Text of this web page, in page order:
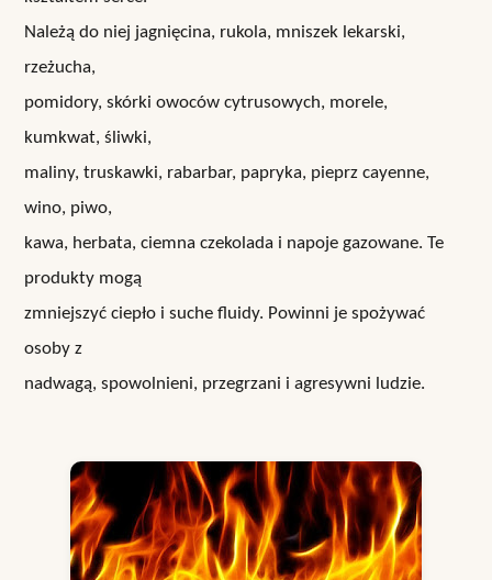
Należą do niej jagnięcina, rukola, mniszek lekarski,
rzeżucha,
pomidory, skórki owoców cytrusowych, morele,
kumkwat, śliwki,
maliny, truskawki, rabarbar, papryka, pieprz cayenne,
wino, piwo,
kawa, herbata, ciemna czekolada i napoje gazowane. Te
produkty mogą
zmniejszyć ciepło i suche fluidy. Powinni je spożywać
osoby z
nadwagą, spowolnieni, przegrzani i agresywni ludzie.